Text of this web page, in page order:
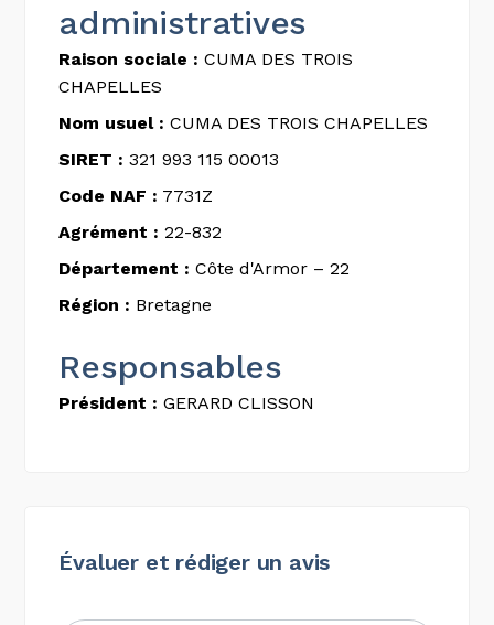
administratives
Raison sociale : CUMA DES TROIS
CHAPELLES
Nom usuel : CUMA DES TROIS CHAPELLES
SIRET : 321 993 115 00013
Code NAF : 7731Z
Agrément : 22-832
Département : Côte d'Armor – 22
Région : Bretagne
Responsables
Président : GERARD CLISSON
Évaluer et rédiger un avis